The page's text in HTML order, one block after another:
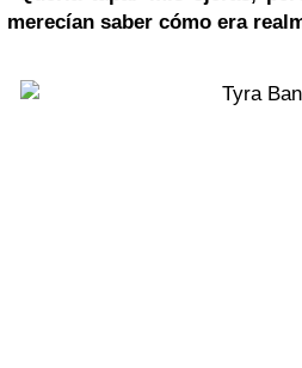
merecían saber cómo era